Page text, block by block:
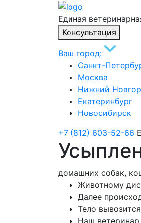
Единая
Консультация
Ваш город:
Санкт-
Москва
Нижний
Екатеринбург
Новосибирск
+7 (812) 603-52-66
домашних собак,
Животному
Далее
Тело
Наш ветеринар